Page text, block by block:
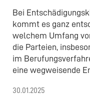
Bei
kommt es ganz
welchem Umfang
die Parteien,
im
eine wegweisende
30.01.2025